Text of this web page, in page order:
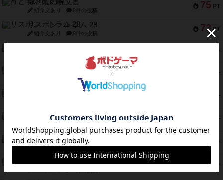
75 PT
宵と暁の呪文書
紹介文あり 8件の投稿
73 PT
リスボン・トラム 28
紹介文あり 9件の投稿
PT
1件の投稿
PT
1件の投稿
PT
スペクタキュラー
PT
スモールワールド
PT
ギャンブラー
紹介文なし 2件の投稿
52 PT